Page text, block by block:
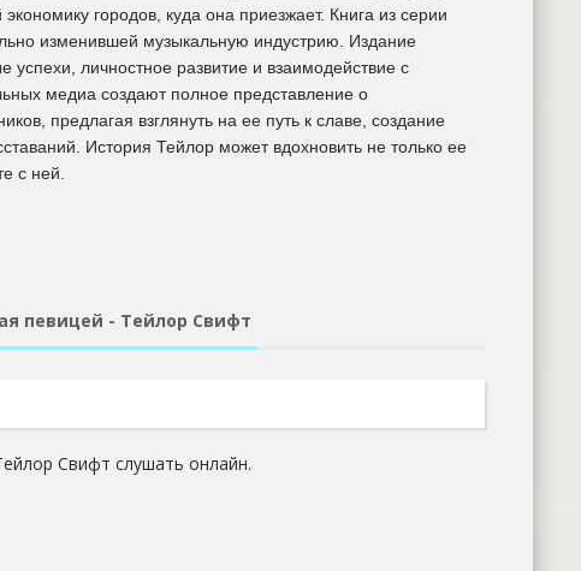
городов, куда она приезжает. Книга из серии
изменившей музыкальную индустрию. Издание
личностное развитие и взаимодействие с
медиа создают полное представление о
предлагая взглянуть на ее путь к славе, создание
История Тейлор может вдохновить не только ее
с ней.
певицей - Тейлор Свифт
Свифт слушать онлайн.